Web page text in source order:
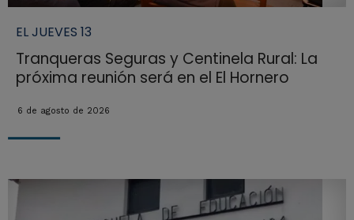
EL JUEVES 13
Tranqueras Seguras y Centinela Rural: La
próxima reunión será en el El Hornero
6 de agosto de 2026